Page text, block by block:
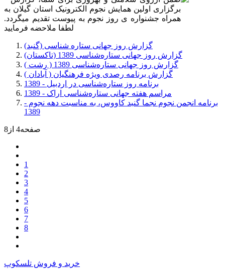
برگزاری اولین همایش نجوم الکترونیک استان گیلان به
همراه جشنواره ی روز نجوم به پیوست تقدیم میگردد.
لطفا ملاحضه فرمایید
گزارش روز جهانی ستاره شناسی (گنبد)
گزارش روز جهانی ستاره‌شناسی 1389 (تاکستان)
گزارش روز جهانی ستاره‌شناسی 1389 ( رشت )
گزارش برنامه رصدی ویژه فرهنگیان ( آبادان )
برنامه روز ستاره‌شناسی در اردبیل - 1389
مراسم هفته جهانی ستاره‌شناسی اراک - 1389
برنامه انجمن نجوم نجما گنبد کاووس، به مناسبت دهه نجوم -
1389
صفحه4 از8
1
2
3
4
5
6
7
8
خرید و فروش تلسکوپ